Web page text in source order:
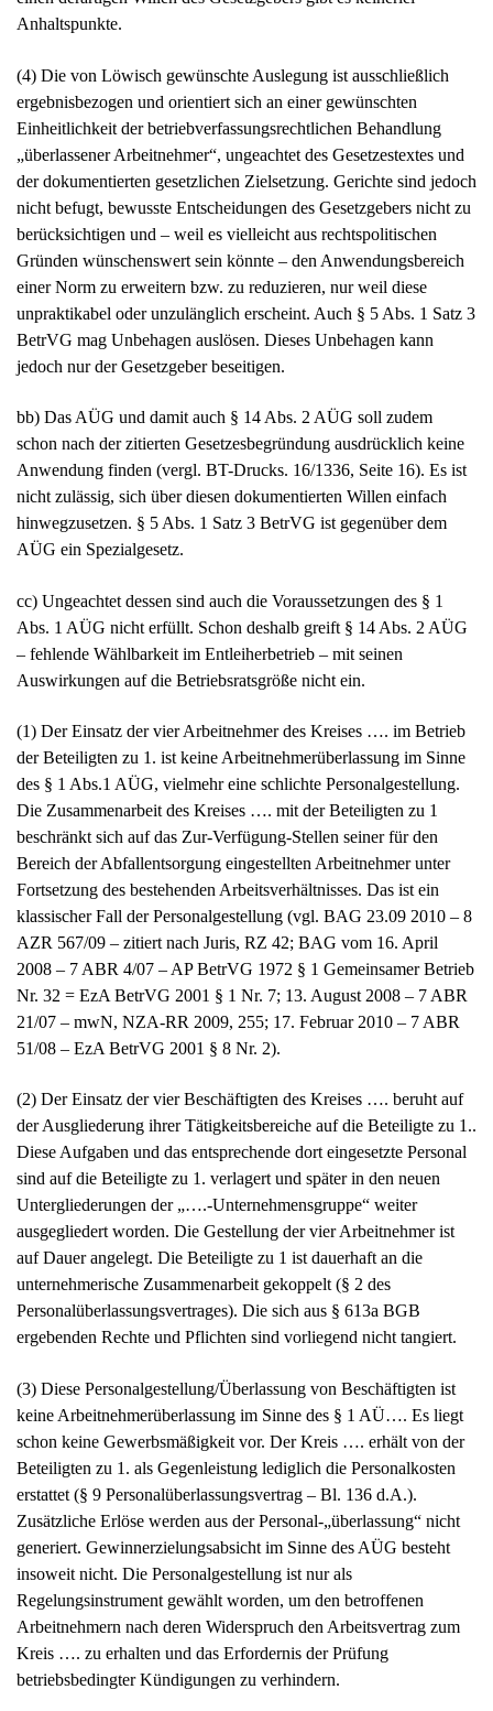
Anhaltspunkte.
(4) Die von Löwisch gewünschte Auslegung ist ausschließlich
ergebnisbezogen und orientiert sich an einer gewünschten
Einheitlichkeit der betriebverfassungsrechtlichen Behandlung
„überlassener Arbeitnehmer“, ungeachtet des Gesetzestextes und
der dokumentierten gesetzlichen Zielsetzung. Gerichte sind jedoch
nicht befugt, bewusste Entscheidungen des Gesetzgebers nicht zu
berücksichtigen und – weil es vielleicht aus rechtspolitischen
Gründen wünschenswert sein könnte – den Anwendungsbereich
einer Norm zu erweitern bzw. zu reduzieren, nur weil diese
unpraktikabel oder unzulänglich erscheint. Auch § 5 Abs. 1 Satz 3
BetrVG mag Unbehagen auslösen. Dieses Unbehagen kann
jedoch nur der Gesetzgeber beseitigen.
bb) Das AÜG und damit auch § 14 Abs. 2 AÜG soll zudem
schon nach der zitierten Gesetzesbegründung ausdrücklich keine
Anwendung finden (vergl. BT-Drucks. 16/1336, Seite 16). Es ist
nicht zulässig, sich über diesen dokumentierten Willen einfach
hinwegzusetzen. § 5 Abs. 1 Satz 3 BetrVG ist gegenüber dem
AÜG ein Spezialgesetz.
cc) Ungeachtet dessen sind auch die Voraussetzungen des § 1
Abs. 1 AÜG nicht erfüllt. Schon deshalb greift § 14 Abs. 2 AÜG
– fehlende Wählbarkeit im Entleiherbetrieb – mit seinen
Auswirkungen auf die Betriebsratsgröße nicht ein.
(1) Der Einsatz der vier Arbeitnehmer des Kreises …. im Betrieb
der Beteiligten zu 1. ist keine Arbeitnehmerüberlassung im Sinne
des § 1 Abs.1 AÜG, vielmehr eine schlichte Personalgestellung.
Die Zusammenarbeit des Kreises …. mit der Beteiligten zu 1
beschränkt sich auf das Zur-Verfügung-Stellen seiner für den
Bereich der Abfallentsorgung eingestellten Arbeitnehmer unter
Fortsetzung des bestehenden Arbeitsverhältnisses. Das ist ein
klassischer Fall der Personalgestellung (vgl. BAG 23.09 2010 – 8
AZR 567/09 – zitiert nach Juris, RZ 42; BAG vom 16. April
2008 – 7 ABR 4/07 – AP BetrVG 1972 § 1 Gemeinsamer Betrieb
Nr. 32 = EzA BetrVG 2001 § 1 Nr. 7; 13. August 2008 – 7 ABR
21/07 – mwN, NZA-RR 2009, 255; 17. Februar 2010 – 7 ABR
51/08 – EzA BetrVG 2001 § 8 Nr. 2).
(2) Der Einsatz der vier Beschäftigten des Kreises …. beruht auf
der Ausgliederung ihrer Tätigkeitsbereiche auf die Beteiligte zu 1..
Diese Aufgaben und das entsprechende dort eingesetzte Personal
sind auf die Beteiligte zu 1. verlagert und später in den neuen
Untergliederungen der „….-Unternehmensgruppe“ weiter
ausgegliedert worden. Die Gestellung der vier Arbeitnehmer ist
auf Dauer angelegt. Die Beteiligte zu 1 ist dauerhaft an die
unternehmerische Zusammenarbeit gekoppelt (§ 2 des
Personalüberlassungsvertrages). Die sich aus § 613a BGB
ergebenden Rechte und Pflichten sind vorliegend nicht tangiert.
(3) Diese Personalgestellung/Überlassung von Beschäftigten ist
keine Arbeitnehmerüberlassung im Sinne des § 1 AÜ…. Es liegt
schon keine Gewerbsmäßigkeit vor. Der Kreis …. erhält von der
Beteiligten zu 1. als Gegenleistung lediglich die Personalkosten
erstattet (§ 9 Personalüberlassungsvertrag – Bl. 136 d.A.).
Zusätzliche Erlöse werden aus der Personal-„überlassung“ nicht
generiert. Gewinnerzielungsabsicht im Sinne des AÜG besteht
insoweit nicht. Die Personalgestellung ist nur als
Regelungsinstrument gewählt worden, um den betroffenen
Arbeitnehmern nach deren Widerspruch den Arbeitsvertrag zum
Kreis …. zu erhalten und das Erfordernis der Prüfung
betriebsbedingter Kündigungen zu verhindern.